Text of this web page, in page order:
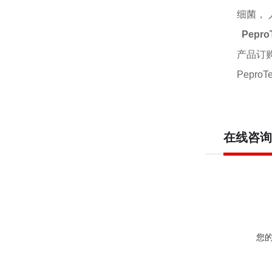
细菌，
产品订
在线咨询
您